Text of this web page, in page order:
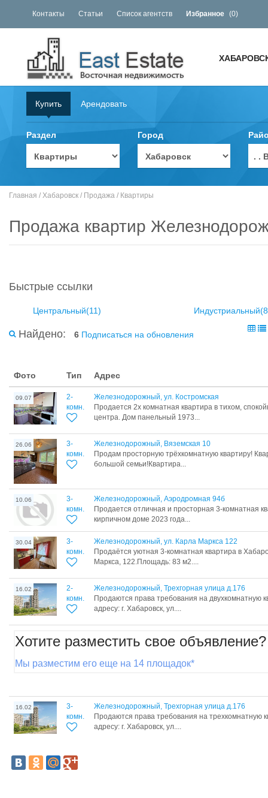
Контакты Статьи Список агентств Избранное (0)
Купить Арендовать
Раздел Город
. .
Главная / Хабаровск / Продажа / Квартиры
Продажа квартир
Быстрые ссылки
Центральный(11)
Найдено: 6 Подписаться на обновления
Фото Тип Адрес
09.07
2-
комн.
Железнодорожный, ул. Костромская
Продается 2х комнатная квартира в тихом,
центра. Дом панельный 1973...
26.06
3-
комн.
Железнодорожный, Вяземская 10
Продам просторную трёхкомнатную квартиру!
большой семьи!Квартира...
10.06
3-
комн.
Железнодорожный, Аэродромная 94б
Продается отличная и просторная 3-комнатная
кирпичном доме 2023 года...
30.04
3-
комн.
Железнодорожный, ул. Карла Маркса 122
Продаётся уютная 3-комнатная квартира в
Маркса, 122.Площадь: 83 м2....
16.02
2-
комн.
Железнодорожный, Трехгорная улица д.176
Продаются права требования на двухкомнатную
адресу: г. Хабаровск, ул....
Хотите разместить свое объявление?
Мы разместим его еще на 14 площадок*
16.02
3-
комн.
Железнодорожный, Трехгорная улица д.176
Продаются права требования на трехкомнатную
адресу: г. Хабаровск, ул....